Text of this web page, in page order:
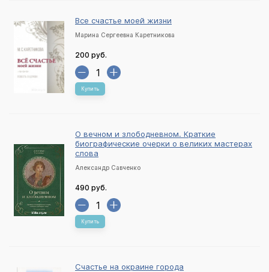
Все счастье моей жизни
Марина Сергеевна Каретникова
200 руб.
Купить
О вечном и злободневном. Краткие
биографические очерки о великих мастерах
слова
Александр Савченко
490 руб.
Купить
Счастье на окраине города